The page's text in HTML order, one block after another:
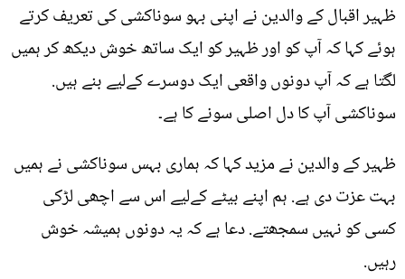
ظہیر اقبال کے والدین نے اپنی بہو سوناکشی کی تعریف کرتے
ہوئے کہا کہ آپ کو اور ظہیر کو ایک ساتھ خوش دیکھ کر ہمیں
لگتا ہے کہ آپ دونوں واقعی ایک دوسرے کےلیے بنے ہیں.
سوناکشی آپ کا دل اصلی سونے کا ہے۔
ظہیر کے والدین نے مزید کہا کہ ہماری بہس سوناکشی نے ہمیں
بہت عزت دی ہے. ہم اپنے بیٹے کےلیے اس سے اچھی لڑکی
کسی کو نہیں سمجھتے. دعا ہے کہ یہ دونوں ہمیشہ خوش
رہیں.